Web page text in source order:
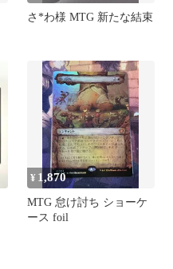
さ*わ様 MTG 新たな結束
¥ 1,870
MTG 怠け討ち ショーケ
ース foil